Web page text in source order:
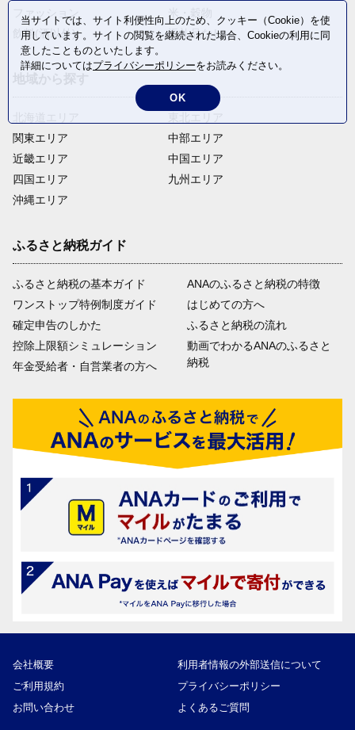
ファッション
米・穀物
飲料(酒以外)
返礼品なし
関東エリア
近畿エリア
四国エリア
沖縄エリア
中部エリア
中国エリア
九州エリア
ふるさと納税ガイド
ふるさと納税の基本ガイド
ワンストップ特例制度ガイド
確定申告のしかた
控除上限額シミュレーション
年金受給者・自営業者の方へ
ANAのふるさと納税の特徴
はじめての方へ
ふるさと納税の流れ
動画でわかるANAのふるさと
納税
会社概要
利用者情報の外部送信について
ご利用規約
プライバシーポリシー
お問い合わせ
よくあるご質問
当サイトでは、サイト利便性向上のため、クッキー（Cookie）を使
用しています。サイトの閲覧を継続された場合、Cookieの利用に同
意したことものといたします。
詳細についてはプライバシーポリシーをお読みください。
OK